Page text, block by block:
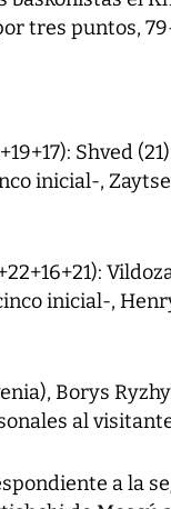
tres puntos,
Shved
inicial-,
inicial-,
Borys
al
a la